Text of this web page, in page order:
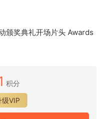
颁奖典礼开场片头 Awards
积分
级VIP